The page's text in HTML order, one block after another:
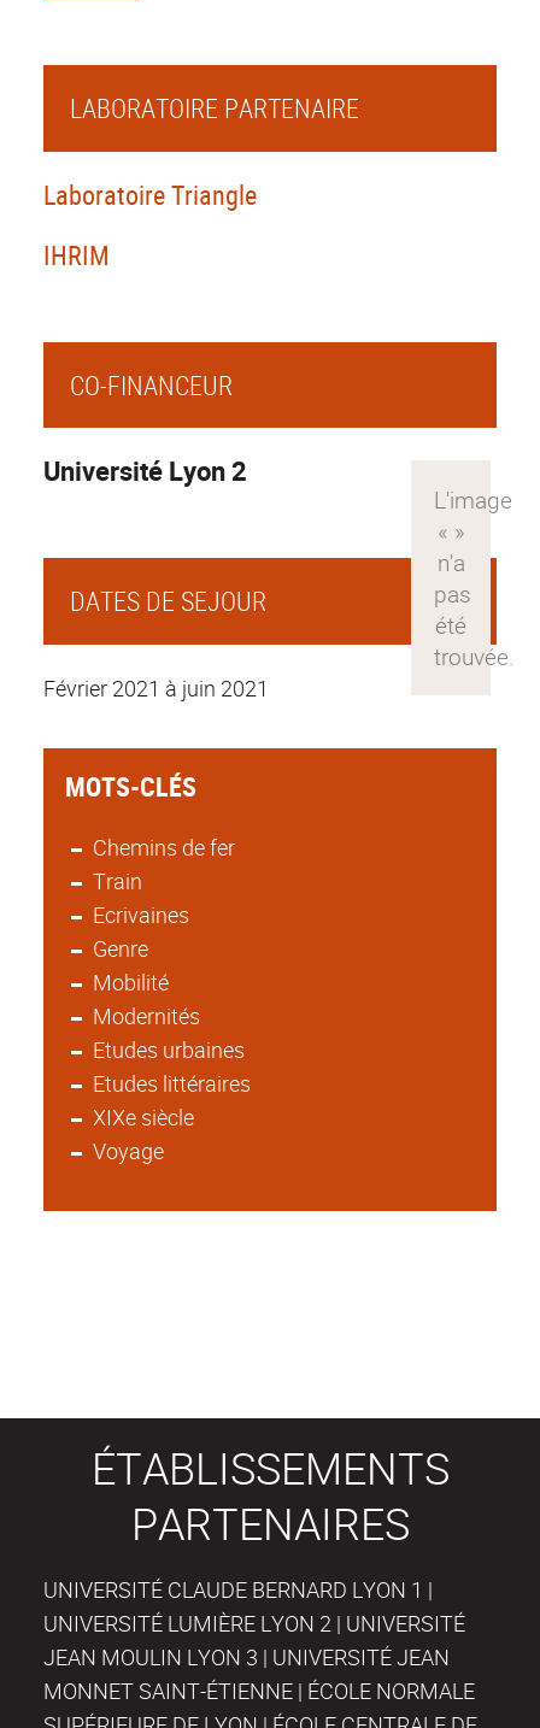
LABORATOIRE PARTENAIRE
Laboratoire Triangle
IHRIM
CO-FINANCEUR
Université Lyon 2
DATES DE SEJOUR
Février 2021 à juin 2021
MOTS-CLÉS
Chemins de fer
Train
Ecrivaines
Genre
Mobilité
Modernités
Etudes urbaines
Etudes littéraires
XIXe siècle
Voyage
ÉTABLISSEMENTS
PARTENAIRES
UNIVERSITÉ CLAUDE BERNARD LYON 1 |
UNIVERSITÉ LUMIÈRE LYON 2 | UNIVERSITÉ
JEAN MOULIN LYON 3 | UNIVERSITÉ JEAN
MONNET SAINT-ÉTIENNE | ÉCOLE NORMALE